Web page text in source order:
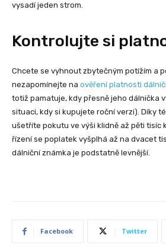
vysadí jeden strom.
Kontrolujte si
Chcete se vyhnout zbytečným potížím a
nezapomínejte na ověření platnosti
totiž pamatuje, kdy přesně jeho dálnička
situaci, kdy si kupujete roční verzi). Díky
ušetříte pokutu ve výši klidně až pěti tisíc
řízení se poplatek vyšplhá až na dvacet
dálniční známka je podstatně levnější.
Facebook Twitter